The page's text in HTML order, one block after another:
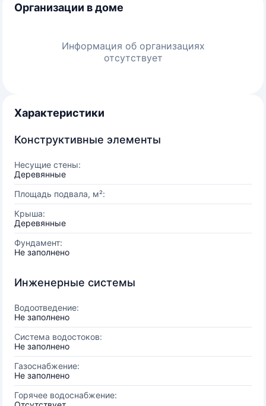
Организации в доме
Информация об организациях
отсутствует
Характеристики
Конструктивные элементы
Несущие стены:
Деревянные
Площадь подвала, м²:
Крыша:
Деревянные
Фундамент:
Не заполнено
Инженерные системы
Водоотведение:
Не заполнено
Система водостоков:
Не заполнено
Газоснабжение:
Не заполнено
Горячее водоснабжение: